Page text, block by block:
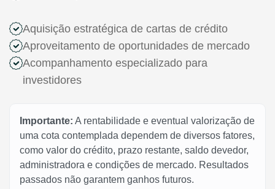
Aquisição estratégica de cartas de crédito
Aproveitamento de oportunidades de mercado
Acompanhamento especializado para
investidores
Importante: A rentabilidade e eventual valorização de
uma cota contemplada dependem de diversos fatores,
como valor do crédito, prazo restante, saldo devedor,
administradora e condições de mercado. Resultados
passados não garantem ganhos futuros.